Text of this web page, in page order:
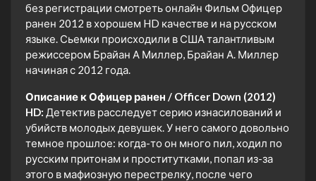
без регистрации смотреть онлайн Фильм Офицер
ранен 2012 в хорошем HD качестве и на русском
языке. Сьемки происходили в США талантливым
режиссером Брайан А Миллер, Брайан А. Миллер
начиная с 2012 года.
Описание к Офицер ранен / Officer Down (2012)
HD: Детектив расследует серию изнасилований и
убийств молодых девушек. У него самого довольно
темное прошлое: когда-то он много пил, ходил по
русским притонам и проститутками, попал из-за
этого в мафиозную перестрелку, после чего